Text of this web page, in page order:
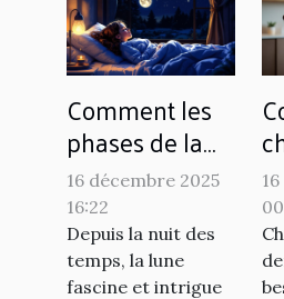
Comment les
phases de la
lune affectent-
elles nos
habitudes de
sommeil ?
16 décembre 2025
16:22
Depuis la nuit des
temps, la lune
fascine et intrigue